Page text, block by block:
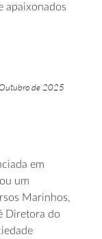
apaixonados
Outubro de 2025
em
um
Marinhos,
Diretora do